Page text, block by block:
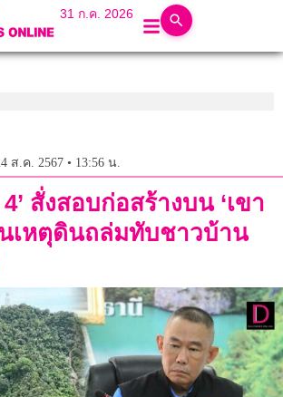
31 ก.ค. 2026
ส.ค. 2567 • 13:56 น.
สั่งสอบก่อสร้างบน ‘เขา
เหตุดินถล่มทับชาวบ้าน